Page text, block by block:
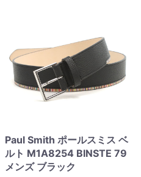
Paul Smith ポールスミス ベ
ルト M1A8254 BINSTE 79
メンズ ブラック